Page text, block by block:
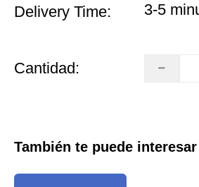
Delivery Time: 3-5
Cantidad:
También te puede interesar